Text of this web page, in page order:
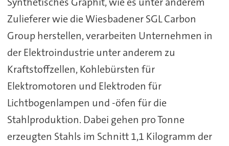
Zulieferer wie die Wiesbadener SGL Carbon
Group herstellen, verarbeiten Unternehmen in
der Elektroindustrie unter anderem zu
Kraftstoffzellen, Kohlebürsten für
Elektromotoren und Elektroden für
Lichtbogenlampen und -öfen für die
Stahlproduktion. Dabei gehen pro Tonne
erzeugten Stahls im Schnitt 1,1 Kilogramm der